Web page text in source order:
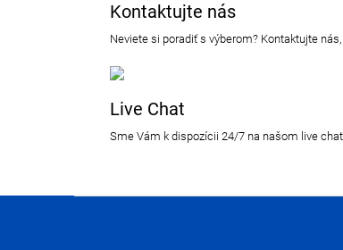
Kontaktujte nás
Neviete si poradiť s výberom? Kontaktujte
Live Chat
Sme Vám k dispozícii 24/7 na našom live